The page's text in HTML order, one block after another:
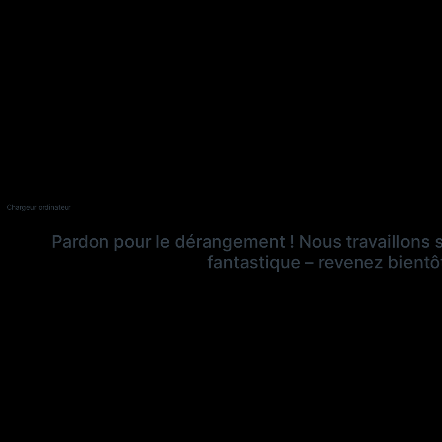
Chargeur ordinateur
Pardon pour le dérangement ! Nous travaillons
fantastique – revenez